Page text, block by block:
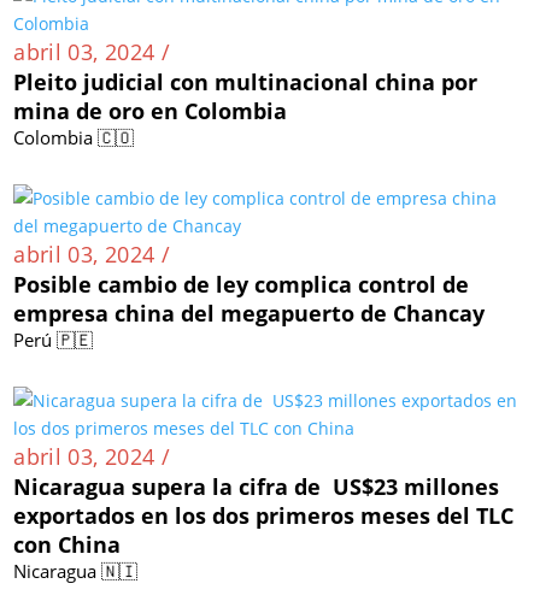
abril 03, 2024 /
Pleito judicial con multinacional china por
mina de oro en Colombia
Colombia 🇨🇴
abril 03, 2024 /
Posible cambio de ley complica control de
empresa china del megapuerto de Chancay
Perú 🇵🇪
abril 03, 2024 /
Nicaragua supera la cifra de US$23 millones
exportados en los dos primeros meses del TLC
con China
Nicaragua 🇳🇮